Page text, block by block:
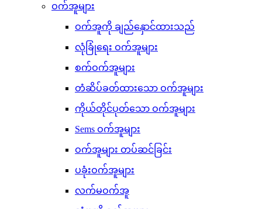
ဝက်အူများ
ဝက်အူကို ချည်နှောင်ထားသည်
လုံခြုံရေး ဝက်အူများ
စက်ဝက်အူများ
တံဆိပ်ခတ်ထားသော ဝက်အူများ
ကိုယ်တိုင်ပုတ်သော ဝက်အူများ
Sems ဝက်အူများ
ဝက်အူများ တပ်ဆင်ခြင်း
ပခုံးဝက်အူများ
လက်မဝက်အူ